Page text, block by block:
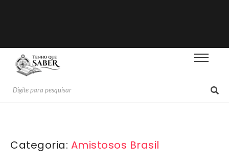
Categoria: Amistosos Brasil